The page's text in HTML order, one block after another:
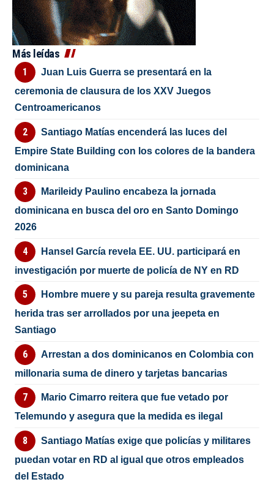
Más leídas
Juan Luis Guerra se presentará en la
ceremonia de clausura de los XXV Juegos
Centroamericanos
Santiago Matías encenderá las luces del
Empire State Building con los colores de la bandera
dominicana
Marileidy Paulino encabeza la jornada
dominicana en busca del oro en Santo Domingo
2026
Hansel García revela EE. UU. participará en
investigación por muerte de policía de NY en RD
Hombre muere y su pareja resulta gravemente
herida tras ser arrollados por una jeepeta en
Santiago
Arrestan a dos dominicanos en Colombia con
millonaria suma de dinero y tarjetas bancarias
Mario Cimarro reitera que fue vetado por
Telemundo y asegura que la medida es ilegal
Santiago Matías exige que policías y militares
puedan votar en RD al igual que otros empleados
del Estado